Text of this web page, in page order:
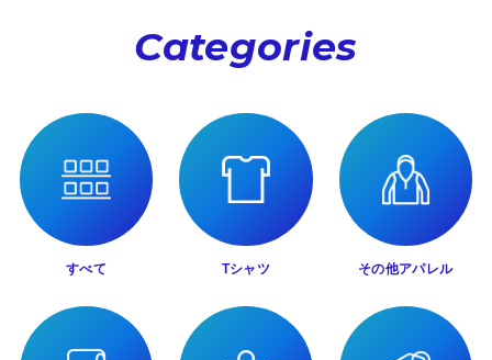
Categories
すべて Tシャツ その他アパレル